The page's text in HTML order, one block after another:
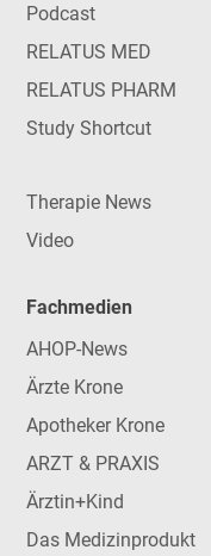
Podcast
RELATUS MED
RELATUS PHARM
Study Shortcut
Therapie News
Video
Fachmedien
AHOP-News
Ärzte Krone
Apotheker Krone
ARZT & PRAXIS
Ärztin+Kind
Das Medizinprodukt